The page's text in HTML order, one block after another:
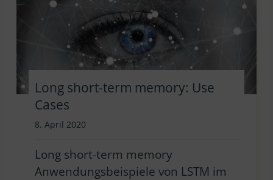
Long short-term memory: Use
Cases
8. April 2020
Long short-term memory
Anwendungsbeispiele von LSTM im